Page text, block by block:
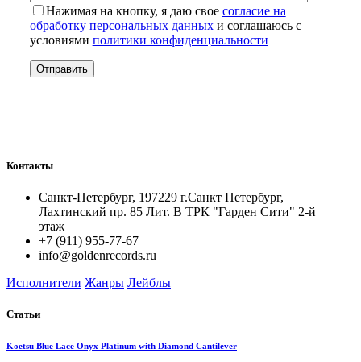
Нажимая на кнопку, я даю свое согласие на
обработку персональных данныхи соглашаюсь с
условиями политики конфиденциальности
Контакты
Санкт-Петербург, 197229 г.Санкт Петербург,
Лахтинский пр. 85 Лит. B ТРК "Гарден Сити" 2-й
этаж
+7 (911) 955-77-67
info@goldenrecords.ru
Исполнители Жанры Лейблы
Статьи
Koetsu Blue Lace Onyx Platinum with Diamond Cantilever